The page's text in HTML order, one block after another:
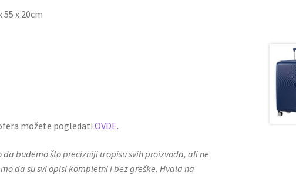
x 20cm
možete pogledati OVDE.
da budemo što precizniji u opisu svih proizvoda, ali ne
da su svi opisi kompletni i bez greške. Hvala na